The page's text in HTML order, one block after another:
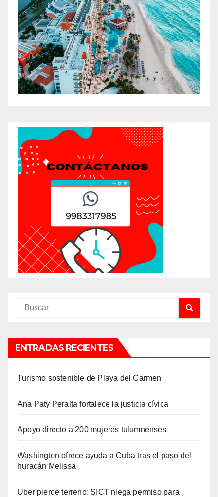
ENTRADAS RECIENTES
Turismo sostenible de Playa del Carmen
Ana Paty Peralta fortalece la justicia cívica
Apoyo directo a 200 mujeres tulumnenses
Washington ofrece ayuda a Cuba tras el paso del
huracán Melissa
Uber pierde terreno: SICT niega permiso para